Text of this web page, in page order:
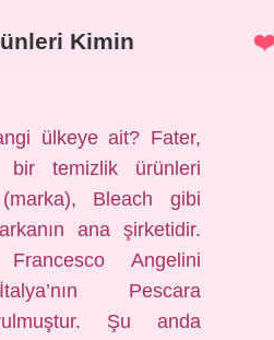
Kimin
ülkeye ait? Fater,
bir temizlik ürünleri
Bleach gibi
ana şirketidir.
Angelini
Pescara
Şu anda